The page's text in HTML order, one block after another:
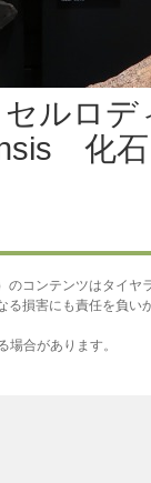
ルロ
化石
のコンテンツはタイヤ
る損害にも責任を負い
合があります。